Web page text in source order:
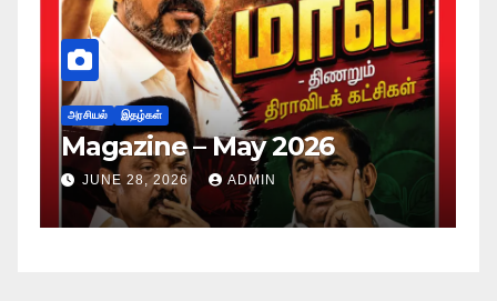
அரசியல் இதழ்கள்
Magazine – May 2026
JUNE 28, 2026 ADMIN